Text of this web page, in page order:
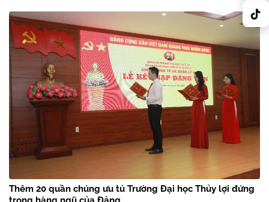
Thêm 20 quần chúng ưu tú Trường Đại học Thủy lợi đứng